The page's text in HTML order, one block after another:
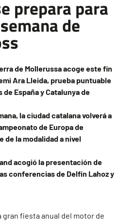
prepara para
de
de Mollerussa acoge este fin
Ara Lleida, prueba puntuable
de España yCatalunya de
la ciudad catalana volverá a
de Europa de
la modalidad a nivel
acogió la presentación de
conferencias de Delfín Lahoz y
gran fiesta anual del motor de